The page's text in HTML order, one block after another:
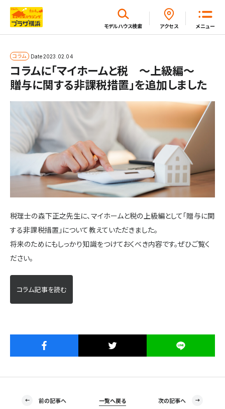
メニュー
モデルハウス検索 アクセス
コラム Date2023.02.04
コラムに「マイホームと税 ～上級編～
贈与に関する非課税措置」を追加しました
税理士の森下正之先生に、マイホームと税の上級編として「贈与に関
する非課税措置」について教えていただきました。
将来のためにもしっかり知識をつけておくべき内容です。ぜひご覧く
ださい。
コラム記事を読む
前の記事へ 一覧へ戻る 次の記事へ
閉じる
ホーム
モデルハウス一覧
イベント・セミナー・キャンペーン一覧
施設・サービス
アクセス
住宅展示場出展に関するご案内
ハウスメーカーの登録数